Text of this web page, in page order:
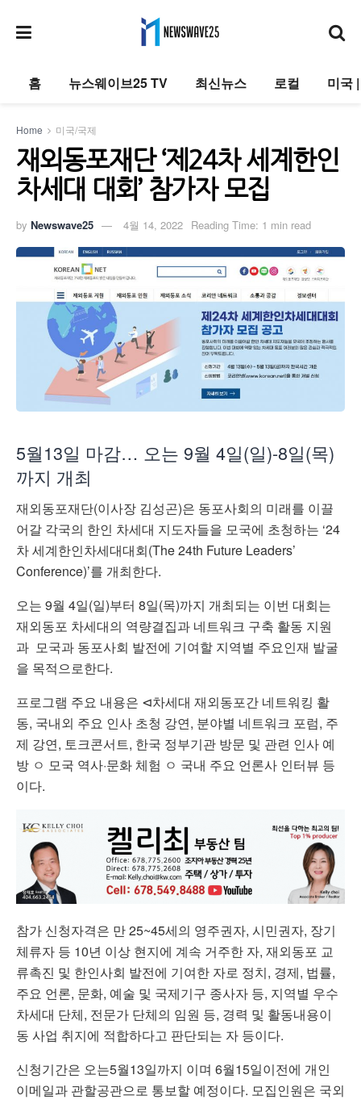
홈 뉴스웨이브25 TV 최신뉴스 로컬 미국
Home 미국/국제
재외동포재단 ‘제24차 세계한인
차세대 대회’ 참가자 모집
by Newswave25 4월 14, 2022 Reading Time: 1 min read
5월13일 마감… 오는 9월 4일(일)-8일(목)
까지 개최
재외동포재단(이사장 김성곤)은 동포사회의 미래를 이끌
어갈 각국의 한인 차세대 지도자들을 모국에 초청하는 ‘24
차 세계한인차세대대회(The 24th Future Leaders’
Conference)’를 개최한다.
오는 9월 4일(일)부터 8일(목)까지 개최되는 이번 대회는
재외동포 차세대의 역량결집과 네트워크 구축 활동 지원
과 모국과 동포사회 발전에 기여할 지역별 주요인재 발굴
을 목적으로한다.
프로그램 주요 내용은 ⊲차세대 재외동포간 네트워킹 활
동, 국내외 주요 인사 초청 강연, 분야별 네트워크 포럼, 주
제 강연, 토크콘서트, 한국 정부기관 방문 및 관련 인사 예
방 ㅇ 모국 역사·문화 체험 ㅇ 국내 주요 언론사 인터뷰 등
이다.
참가 신청자격은 만 25~45세의 영주권자, 시민권자, 장기
체류자 등 10년 이상 현지에 계속 거주한 자, 재외동포 교
류촉진 및 한인사회 발전에 기여한 자로 정치, 경제, 법률,
주요 언론, 문화, 예술 및 국제기구 종사자 등, 지역별 우수
차세대 단체, 전문가 단체의 임원 등, 경력 및 활동내용이
동 사업 취지에 적합하다고 판단되는 자 등이다.
신청기간은 오는5월13일까지 이며 6월15일이전에 개인
이메일과 관할공관으로 통보할 예정이다. 모집인원은 국외